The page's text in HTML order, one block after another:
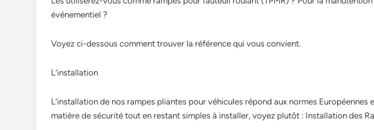
événementiel ?
Voyez ci-dessous comment trouver la référence qui vous convient.
L’installation
L’installation de nos rampes pliantes pour véhicules répond aux normes Européennes
matière de sécurité tout en restant simples à installer, voyez plutôt : Installation des